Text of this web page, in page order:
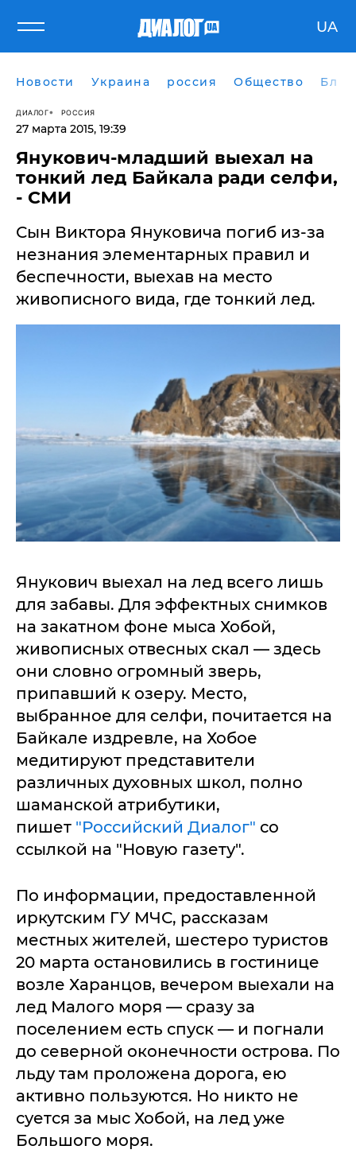
UA
Новости Украина россия Общество
ДИАЛОГ РОССИЯ
27 марта 2015, 19:39
Янукович-младший выехал на
тонкий лед Байкала ради селфи,
- СМИ
Сын Виктора Януковича погиб из-за
незнания элементарных правил и
беспечности, выехав на место
живописного вида, где тонкий лед.
Янукович выехал на лед всего лишь
для забавы. Для эффектных снимков
на закатном фоне мыса Хобой,
живописных отвесных скал — здесь
они словно огромный зверь,
припавший к озеру. Место,
выбранное для селфи, почитается на
Байкале издревле, на Хобое
медитируют представители
различных духовных школ, полно
шаманской атрибутики,
пишет "Российский Диалог" со
ссылкой на "Новую газету".
По информации, предоставленной
иркутским ГУ МЧС, рассказам
местных жителей, шестеро туристов
20 марта остановились в гостинице
возле Харанцов, вечером выехали на
лед Малого моря — сразу за
поселением есть спуск — и погнали
до северной оконечности острова. По
льду там проложена дорога, ею
активно пользуются. Но никто не
суется за мыс Хобой, на лед уже
Большого моря.